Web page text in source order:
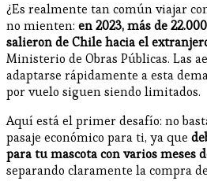
¿Es realmente tan común viajar
no mienten: en 2023, más de
salieron de Chile hacia el
Ministerio de Obras Públicas. Las
adaptarse rápidamente a esta
por vuelo siguen siendo limitados.
Aquí está el primer desafío: no
pasaje económico para ti, ya que
para tu mascota con varios meses
separando claramente la compra